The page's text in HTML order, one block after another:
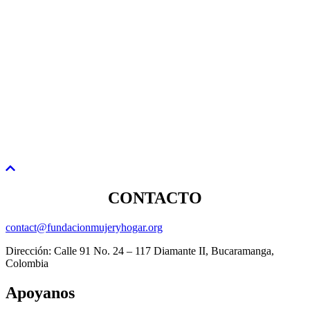
CONTACTO
contact@fundacionmujeryhogar.org
Dirección: Calle 91 No. 24 – 117 Diamante II, Bucaramanga,
Colombia
Apoyanos